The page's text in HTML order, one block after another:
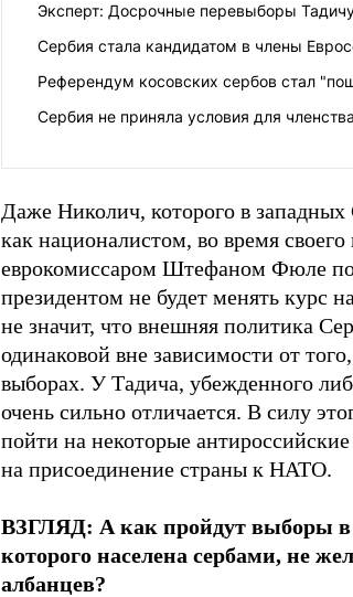
Эксперт: Досрочные перевыборы
Сербия стала кандидатом в члены
Референдум косовских сербов стал
Сербия не приняла условия для
Даже Николич, которого в
как националистом, во время своего
еврокомиссаром Штефаном Фюле
президентом не будет менять курс
не значит, что внешняя политика
одинаковой вне зависимости от
выборах. У Тадича, убежденного
очень сильно отличается. В силу
пойти на некоторые
на присоединение страны к НАТО.
ВЗГЛЯД: А как пройдут выборы в
которого населена сербами, не
албанцев?